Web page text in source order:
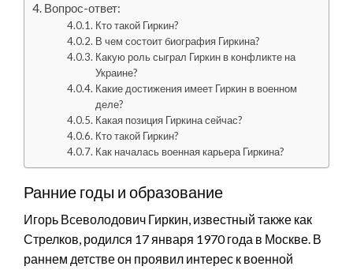
Вопрос-ответ:
Кто такой Гиркин?
В чем состоит биография Гиркина?
Какую роль сыграл Гиркин в конфликте на
Украине?
Какие достижения имеет Гиркин в военном
деле?
Какая позиция Гиркина сейчас?
Кто такой Гиркин?
Как началась военная карьера Гиркина?
Ранние годы и образование
Игорь Всеволодович Гиркин, известный также как
Стрелков, родился 17 января 1970 года в Москве. В
раннем детстве он проявил интерес к военной